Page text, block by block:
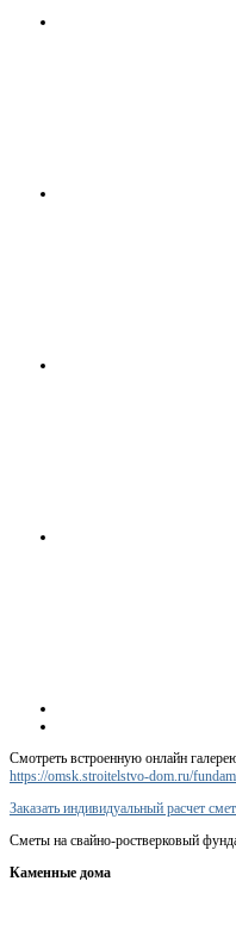
Смотреть встроенную онлайн
https://omsk.stroitelstvo-dom.ru/
Заказать индивидуальный расчет
Сметы на свайно-ростверковый
Каменные дома